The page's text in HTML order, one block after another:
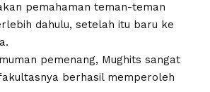
pemahaman teman-teman
dahulu, setelah itu baru ke
pemenang, Mughits sangat
berhasil memperoleh